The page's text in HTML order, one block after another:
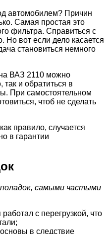
автомобилем? Причин
Самая простая это
фильтра. Справиться с
Но вот если дело касается
становиться немного
ВАЗ 2110 можно
так и обратиться в
При самостоятельном
чтоб не сделать
правило, случается
в гарантии
самыми частыми
с перегрузкой, что
в следствие